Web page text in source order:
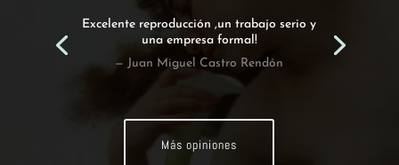
Excelente reproducción ,un trabajo serio y
una empresa formal!
— Juan Miguel Castro Rendón
Más opiniones